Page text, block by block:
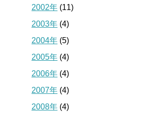
2002年 (11)
2003年 (4)
2004年 (5)
2005年 (4)
2006年 (4)
2007年 (4)
2008年 (4)